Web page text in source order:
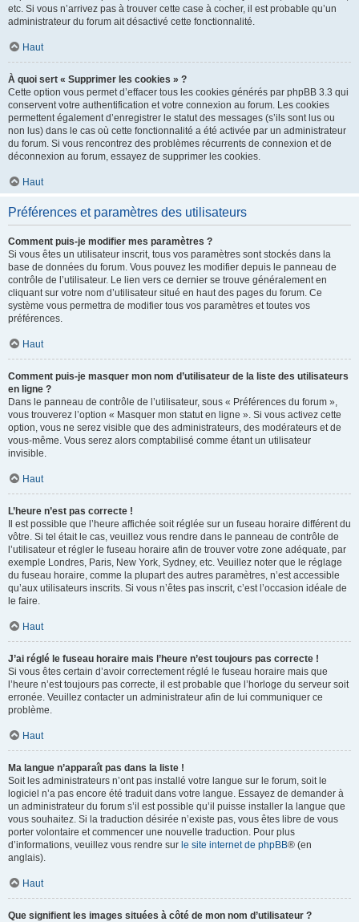
etc. Si vous n’arrivez pas à trouver cette case à cocher, il est probable qu’un
administrateur du forum ait désactivé cette fonctionnalité.
Haut
À quoi sert « Supprimer les cookies » ?
Cette option vous permet d’effacer tous les cookies générés par phpBB 3.3 qui
conservent votre authentification et votre connexion au forum. Les cookies
permettent également d’enregistrer le statut des messages (s’ils sont lus ou
non lus) dans le cas où cette fonctionnalité a été activée par un administrateur
du forum. Si vous rencontrez des problèmes récurrents de connexion et de
déconnexion au forum, essayez de supprimer les cookies.
Haut
Préférences et paramètres des utilisateurs
Comment puis-je modifier mes paramètres ?
Si vous êtes un utilisateur inscrit, tous vos paramètres sont stockés dans la
base de données du forum. Vous pouvez les modifier depuis le panneau de
contrôle de l’utilisateur. Le lien vers ce dernier se trouve généralement en
cliquant sur votre nom d’utilisateur situé en haut des pages du forum. Ce
système vous permettra de modifier tous vos paramètres et toutes vos
préférences.
Haut
Comment puis-je masquer mon nom d’utilisateur de la liste des utilisateurs
en ligne ?
Dans le panneau de contrôle de l’utilisateur, sous « Préférences du forum »,
vous trouverez l’option « Masquer mon statut en ligne ». Si vous activez cette
option, vous ne serez visible que des administrateurs, des modérateurs et de
vous-même. Vous serez alors comptabilisé comme étant un utilisateur
invisible.
Haut
L’heure n’est pas correcte !
Il est possible que l’heure affichée soit réglée sur un fuseau horaire différent du
vôtre. Si tel était le cas, veuillez vous rendre dans le panneau de contrôle de
l’utilisateur et régler le fuseau horaire afin de trouver votre zone adéquate, par
exemple Londres, Paris, New York, Sydney, etc. Veuillez noter que le réglage
du fuseau horaire, comme la plupart des autres paramètres, n’est accessible
qu’aux utilisateurs inscrits. Si vous n’êtes pas inscrit, c’est l’occasion idéale de
le faire.
Haut
J’ai réglé le fuseau horaire mais l’heure n’est toujours pas correcte !
Si vous êtes certain d’avoir correctement réglé le fuseau horaire mais que
l’heure n’est toujours pas correcte, il est probable que l’horloge du serveur soit
erronée. Veuillez contacter un administrateur afin de lui communiquer ce
problème.
Haut
Ma langue n’apparaît pas dans la liste !
Soit les administrateurs n’ont pas installé votre langue sur le forum, soit le
logiciel n’a pas encore été traduit dans votre langue. Essayez de demander à
un administrateur du forum s’il est possible qu’il puisse installer la langue que
vous souhaitez. Si la traduction désirée n’existe pas, vous êtes libre de vous
porter volontaire et commencer une nouvelle traduction. Pour plus
d’informations, veuillez vous rendre sur le site internet de phpBB® (en
anglais).
Haut
Que signifient les images situées à côté de mon nom d’utilisateur ?